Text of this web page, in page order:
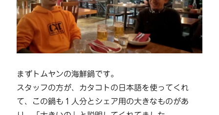
まずトムヤンの海鮮鍋です。
スタッフの方が、カタコトの日本語を使ってくれ
て、この鍋も１人分とシェア用の大きなものがあ